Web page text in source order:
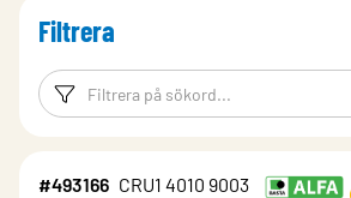
Filtrera
Filtreringsord
#493166 CRU1 4010 9003